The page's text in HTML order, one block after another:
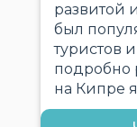
развитой
был
туристов
подробно
на Кипре